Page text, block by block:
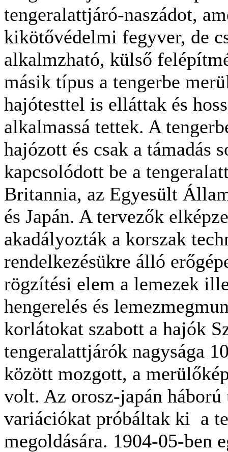
tengeralattjáró-naszádot,
kikötővédelmi fegyver, de
alkalmzható, külső
másik típus a tengerbe
hajótesttel is elláttak és
alkalmassá tettek. A
hajózott és csak a támadás
kapcsolódott be a
Britannia, az Egyesült
és Japán. A tervezők
akadályozták a korszak
rendelkezésükre álló
rögzítési elem a lemezek
hengerelés és
korlátokat szabott a hajók
tengeralattjárók nagysága
között mozgott, a
volt. Az orosz-japán
variációkat próbáltak ki a
megoldására. 1904-05-ben